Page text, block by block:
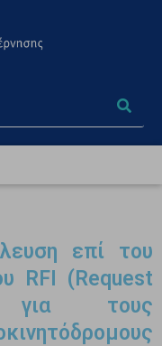
επί του
RFI (Request
για τους